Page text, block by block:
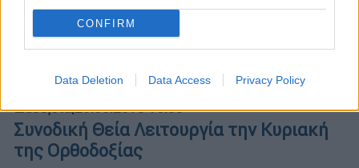
CONFIRM
Data Deletion Data Access Privacy Policy
Εκκλησία|20.05.2019 16:55
Συνοδική Θεία Λειτουργία την Κυριακή
της Ορθοδοξίας